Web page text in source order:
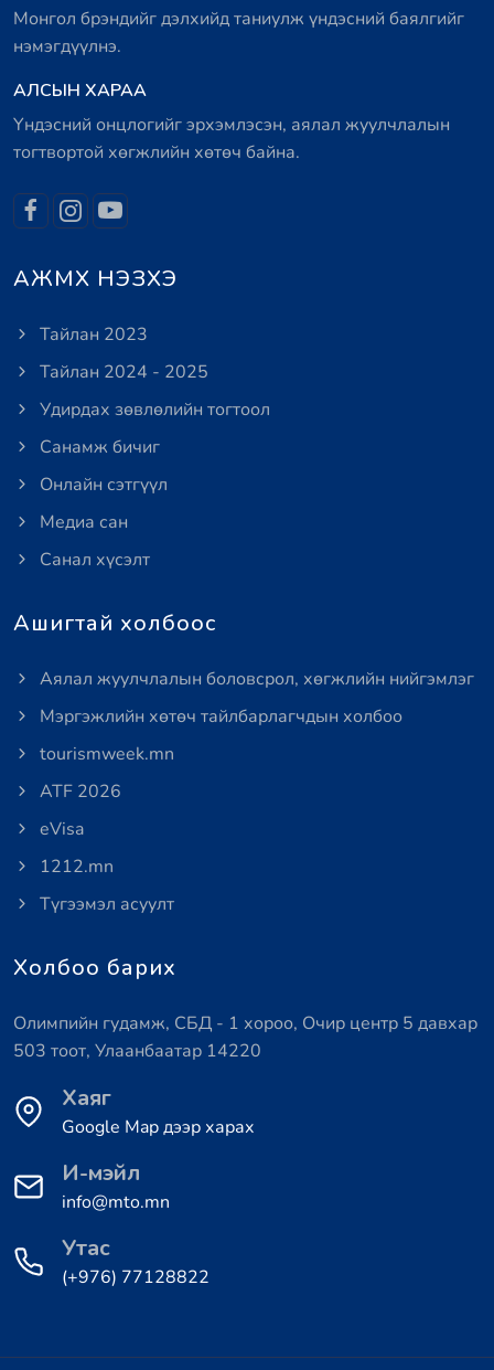
Монгол брэндийг дэлхийд таниулж үндэсний баялгийг
нэмэгдүүлнэ.
АЛСЫН ХАРАА
Үндэсний онцлогийг эрхэмлэсэн, аялал жуулчлалын
тогтвортой хөгжлийн хөтөч байна.
АЖМХ НЭЗХЭ
Тайлан 2023
Тайлан 2024 - 2025
Удирдах зөвлөлийн тогтоол
Санамж бичиг
Онлайн сэтгүүл
Медиа сан
Санал хүсэлт
Ашигтай холбоос
Аялал жуулчлалын боловсрол, хөгжлийн нийгэмлэг
Мэргэжлийн хөтөч тайлбарлагчдын холбоо
tourismweek.mn
ATF 2026
eVisa
1212.mn
Түгээмэл асуулт
Холбоо барих
Олимпийн гудамж, СБД - 1 хороо, Очир центр 5 давхар
503 тоот, Улаанбаатар 14220
Хаяг
Google Map дээр харах
И-мэйл
info@mto.mn
Утас
(+976) 77128822